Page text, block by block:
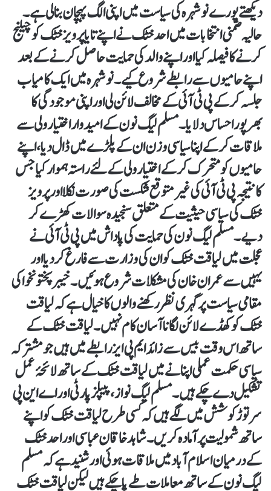
دیکھتے پورے نوشہرہ کی سیاست میں اپنی الگ پہچان بنا لی ہے۔
حالیہ ضمنی انتخابات میں احد خٹک نے اپنے تایا پرویز خٹک کو چیلنج
کرنے کا فیصلہ کیا اور اپنے والد کی حمایت حاصل کرنے کے بعد
اپنے حامیوں سے رابطے شروع کیے۔ نوشہرہ میں ایک کامیاب
جلسہ کر کے پی ٹی آئی کے مخالف لائن لی اور اپنی موجودگی کا
بھرپور احساس دلایا۔ مسلم لیگ نون کے امیدوار اختیار ولی سے
ملاقات کر کے اپنا سیاسی وزن ان کے پلڑے میں ڈال دیا، اپنے
حامیوں کو متحرک کر کے اختیار ولی کے لئے راستہ ہموار کیا جس
کا نتیجہ پی ٹی آئی کی غیر متوقع شکست کی صورت نکلا اور پرویز
خٹک کی سیاسی حیثیت کے متعلق سنجیدہ سوالات کھڑے کر
دیے۔ مسلم لیگ نون کی حمایت کی پاداش میں پی ٹی آئی نے
عجلت میں لیاقت خٹک کو ان کی وزارت سے فارغ کر دیا اور
یہیں سے عمران خان کی مشکلات شروع ہوئیں۔ خیبرپختونخوا کی
مقامی سیاست پر گہری نظر رکھنے والوں کا خیال ہے کہ لیاقت
خٹک کو کھڈے لائن لگانا آسان کام نہیں۔ لیاقت خٹک کے
ساتھ اس وقت بیس سے زائد ایم پی ایز رابطے میں ہیں جو مشترکہ
سیاسی حکمت عملی اپنانے میں لیاقت خٹک کے ساتھ لائحۂ عمل
تشکیل دے چکے ہیں۔ مسلم لیگ نواز، پیپلز پارٹی اور اے این پی
سر توڑ کوشش میں لگے ہیں کہ کسی طرح لیاقت خٹک کو اپنے
ساتھ شمولیت پر آمادہ کریں۔ شاہد خاقان عباسی اور احد خٹک
کے درمیان اسلام آباد میں ملاقات ہوئی اور شنید ہے کہ مسلم
لیگ نون کے ساتھ معاملات طے پا چکے ہیں لیکن لیاقت خٹک